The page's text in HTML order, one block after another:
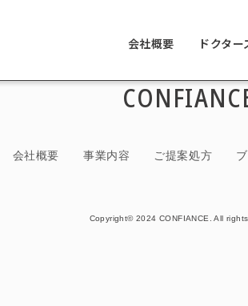
会社概要 ドクタ
会社概要 事業内容 ご提案処方
Copyright© 2024 CONFIANCE. All rights